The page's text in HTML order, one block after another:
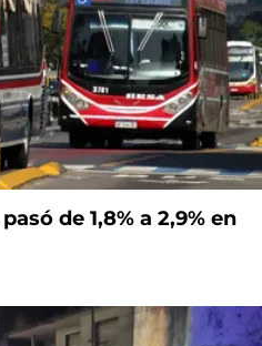
de 1,8% a 2,9% en